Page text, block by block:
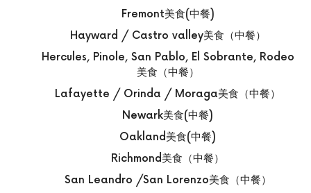
Fremont美食(中餐)
Hayward / Castro valley美食（中餐）
Hercules, Pinole, San Pablo, El Sobrante, Rodeo
美食（中餐）
Lafayette / Orinda / Moraga美食（中餐）
Newark美食(中餐)
Oakland美食(中餐)
Richmond美食（中餐）
San Leandro /San Lorenzo美食（中餐）